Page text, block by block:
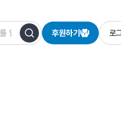
후원하기 로